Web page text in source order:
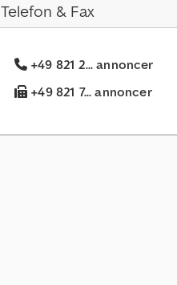
Telefon & Fax
+49 821 2... annoncer
+49 821 7... annoncer